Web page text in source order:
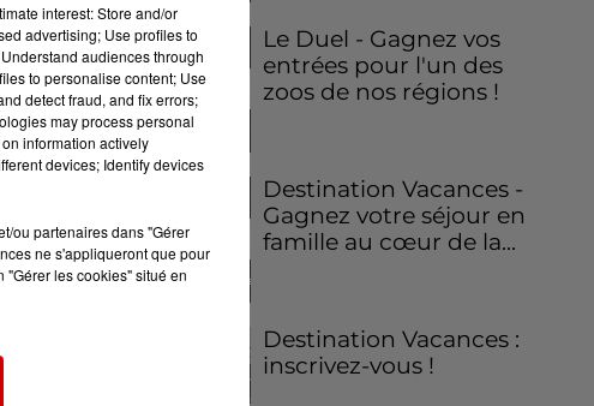
Le Duel - Gagnez vos
entrées pour l'un des
zoos de nos régions !
Destination Vacances -
Gagnez votre séjour en
famille au cœur de la...
Destination Vacances :
inscrivez-vous !
interest: Store and/or
advertising; Use profiles to
audiences through
to personalise content; Use
detect fraud, and fix errors;
may process personal
information actively
devices; Identify devices
ou partenaires dans "Gérer
ne s'appliqueront que pour
"Gérer les cookies" situé en